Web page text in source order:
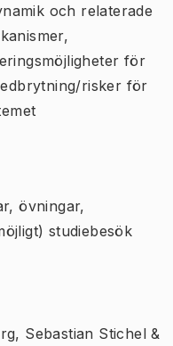
och relaterade
för
risker för
övningar,
studiebesök
Sebastian Stichel &